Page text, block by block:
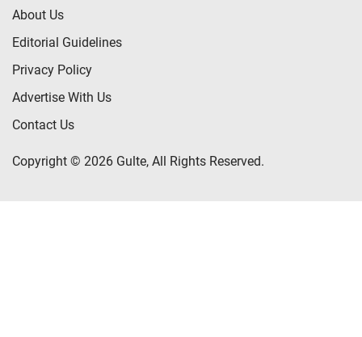
About Us
Editorial Guidelines
Privacy Policy
Advertise With Us
Contact Us
Copyright © 2026 Gulte, All Rights Reserved.